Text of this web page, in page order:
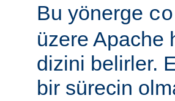
Bu yönerge
üzere Apache
dizini belirler.
bir sürecin